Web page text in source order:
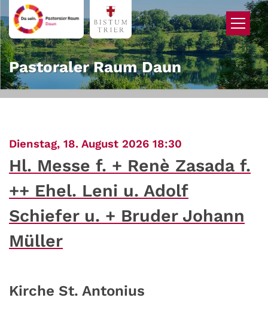
Zum Inhalt springen
Pastoraler Raum Daun
Dienstag, 18. August 2026 18:30
Hl. Messe f. + Renè Zasada f.
++ Ehel. Leni u. Adolf
Schiefer u. + Bruder Johann
Müller
Kirche St. Antonius